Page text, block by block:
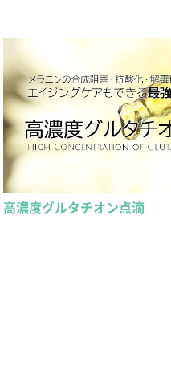
高濃度グルタチオン点滴